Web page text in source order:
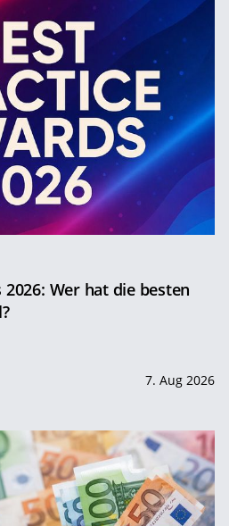
Wer hat die besten
7. Aug 2026